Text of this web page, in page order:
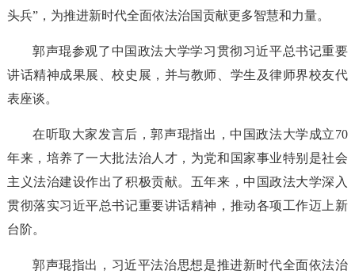
头兵”，为推进新时代全面依法治国贡献更多智慧和力量。
郭声琨参观了中国政法大学学习贯彻习近平总书记重要
讲话精神成果展、校史展，并与教师、学生及律师界校友代
表座谈。
在听取大家发言后，郭声琨指出，中国政法大学成立70
年来，培养了一大批法治人才，为党和国家事业特别是社会
主义法治建设作出了积极贡献。五年来，中国政法大学深入
贯彻落实习近平总书记重要讲话精神，推动各项工作迈上新
台阶。
郭声琨指出，习近平法治思想是推进新时代全面依法治